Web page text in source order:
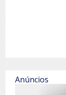
Anúncios